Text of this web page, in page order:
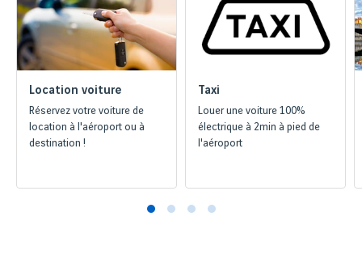
Location voiture
Réservez votre voiture de
location à l'aéroport ou à
destination !
Taxi
Louer une voiture 100%
électrique à 2min à pied de
l'aéroport